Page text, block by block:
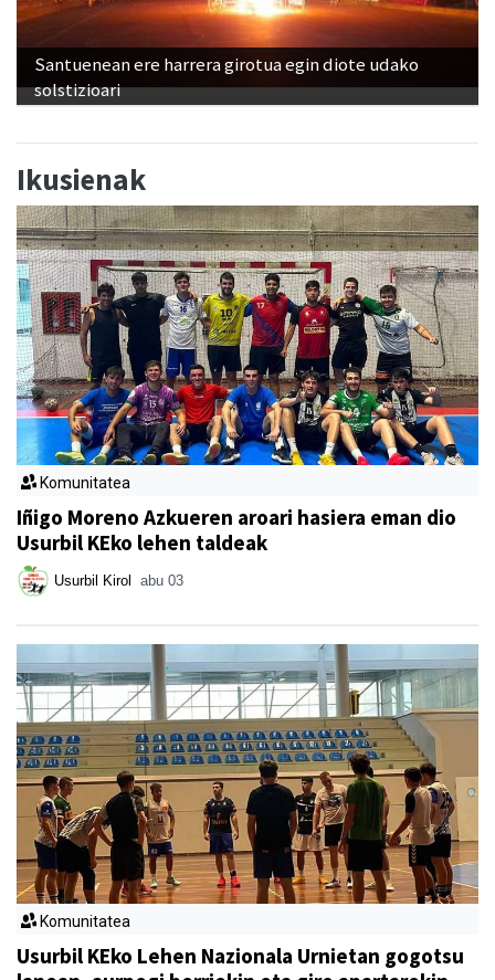
Santuenean ere harrera girotua egin diote udako
solstizioari
Ikusienak
Komunitatea
Iñigo Moreno Azkueren aroari hasiera eman dio
Usurbil KEko lehen taldeak
Usurbil Kirol abu 03
Komunitatea
Usurbil KEko Lehen Nazionala Urnietan gogotsu